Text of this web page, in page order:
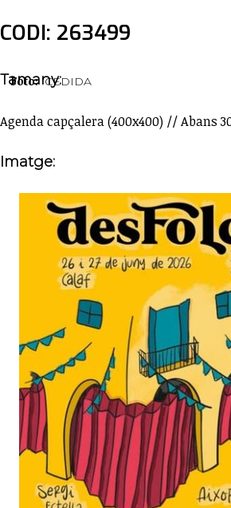
CODI: 263499
Foto: CEDIDA
Tamany:
Agenda capçalera (400x400) // Abans
Imatge: